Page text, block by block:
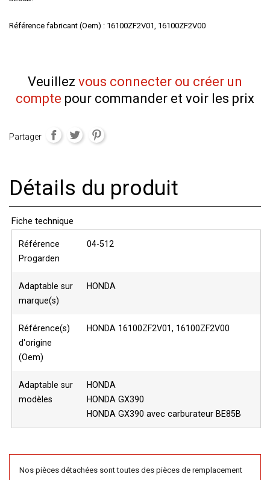
Référence fabricant (Oem) : 16100ZF2V01, 16100ZF2V00
Veuillez vous connecter ou créer un
compte pour commander et voir les prix
Partager
Détails du produit
Fiche technique
Référence
Progarden
04-512
Adaptable sur
marque(s)
HONDA
Référence(s)
d'origine
(Oem)
HONDA 16100ZF2V01, 16100ZF2V00
Adaptable sur
modèles
HONDA
HONDA GX390
HONDA GX390 avec carburateur BE85B
Nos pièces détachées sont toutes des pièces de remplacement